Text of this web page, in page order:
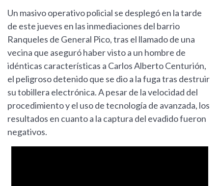
Un masivo operativo policial se desplegó en la tarde
de este jueves en las inmediaciones del barrio
Ranqueles de General Pico, tras el llamado de una
vecina que aseguró haber visto a un hombre de
idénticas características a Carlos Alberto Centurión,
el peligroso detenido que se dio a la fuga tras destruir
su tobillera electrónica. A pesar de la velocidad del
procedimiento y el uso de tecnología de avanzada, los
resultados en cuanto a la captura del evadido fueron
negativos.